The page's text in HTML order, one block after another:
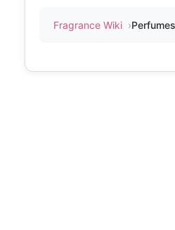
Fragrance Wiki